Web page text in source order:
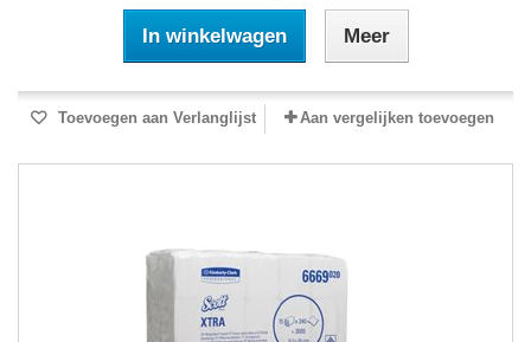
In winkelwagen Meer
Toevoegen aan Verlanglijst Aan vergelijken toevoegen